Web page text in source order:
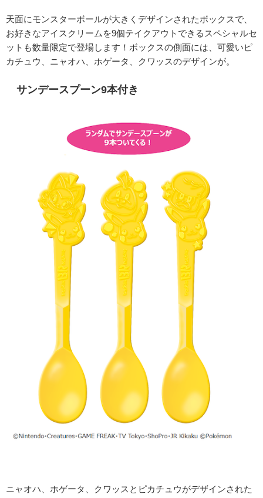
天面にモンスターボールが大きくデザインされたボックスで、
お好きなアイスクリームを9個テイクアウトできるスペシャルセ
ットも数量限定で登場します！ボックスの側面には、可愛いピ
カチュウ、ニャオハ、ホゲータ、クワッスのデザインが。
サンデースプーン9本付き
ニャオハ、ホゲータ、クワッスとピカチュウがデザインされた